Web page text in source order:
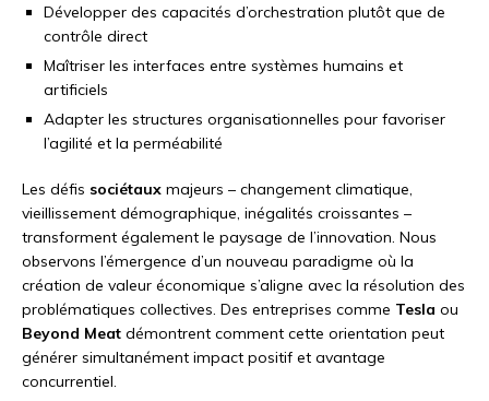
Développer des capacités d’orchestration plutôt que de
contrôle direct
Maîtriser les interfaces entre systèmes humains et
artificiels
Adapter les structures organisationnelles pour favoriser
l’agilité et la perméabilité
Les défis sociétaux majeurs – changement climatique,
vieillissement démographique, inégalités croissantes –
transforment également le paysage de l’innovation. Nous
observons l’émergence d’un nouveau paradigme où la
création de valeur économique s’aligne avec la résolution des
problématiques collectives. Des entreprises comme Tesla ou
Beyond Meat démontrent comment cette orientation peut
générer simultanément impact positif et avantage
concurrentiel.